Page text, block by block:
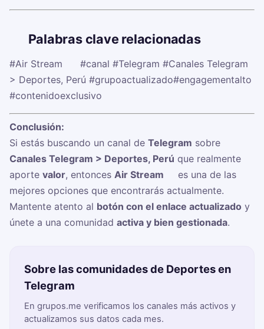
Palabras clave relacionadas
#Air Stream ⚽️ #canal #Telegram #Canales Telegram
> Deportes, Perú #grupoactualizado#engagementalto
#contenidoexclusivo
Conclusión:
Si estás buscando un canal de Telegram sobre
Canales Telegram > Deportes, Perú que realmente
aporte valor, entonces Air Stream ⚽️ es una de las
mejores opciones que encontrarás actualmente.
Mantente atento al botón con el enlace actualizado y
únete a una comunidad activa y bien gestionada.
Sobre las comunidades de Deportes en
Telegram
En grupos.me verificamos los canales más activos y
actualizamos sus datos cada mes.